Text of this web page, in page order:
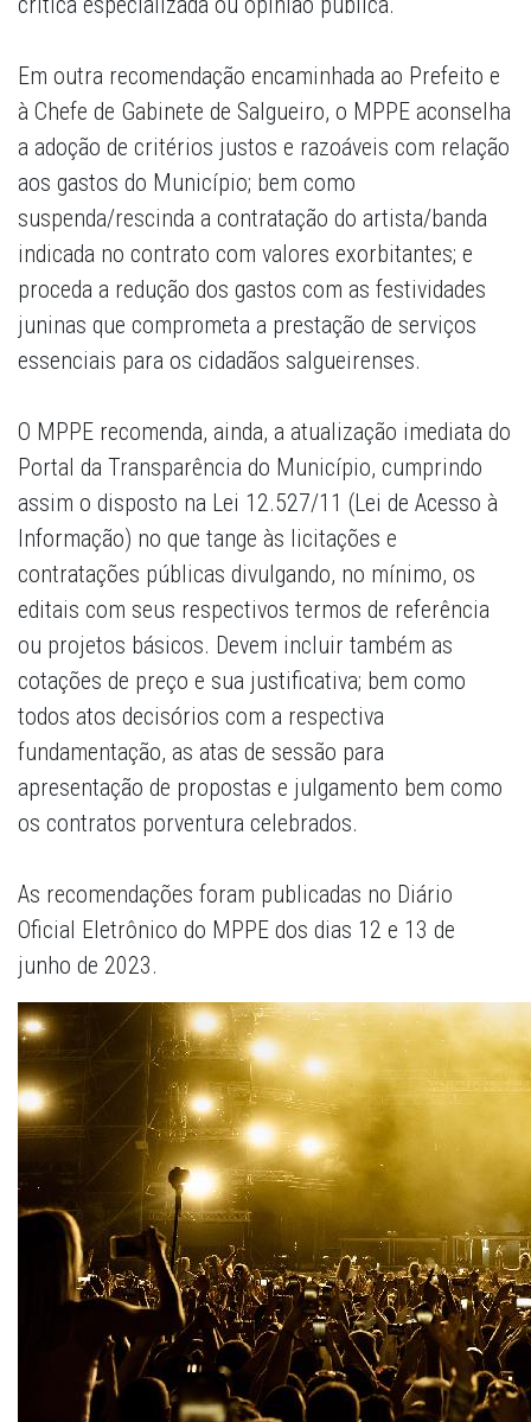
Em outra recomendação encaminhada ao Prefeito e
à Chefe de Gabinete de Salgueiro, o MPPE aconselha
a adoção de critérios justos e razoáveis com relação
aos gastos do Município; bem como
suspenda/rescinda a contratação do artista/banda
indicada no contrato com valores exorbitantes; e
proceda a redução dos gastos com as festividades
juninas que comprometa a prestação de serviços
essenciais para os cidadãos salgueirenses.
O MPPE recomenda, ainda, a atualização imediata do
Portal da Transparência do Município, cumprindo
assim o disposto na Lei 12.527/11 (Lei de Acesso à
Informação) no que tange às licitações e
contratações públicas divulgando, no mínimo, os
editais com seus respectivos termos de referência
ou projetos básicos. Devem incluir também as
cotações de preço e sua justificativa; bem como
todos atos decisórios com a respectiva
fundamentação, as atas de sessão para
apresentação de propostas e julgamento bem como
os contratos porventura celebrados.
As recomendações foram publicadas no Diário
Oficial Eletrônico do MPPE dos dias 12 e 13 de
junho de 2023.